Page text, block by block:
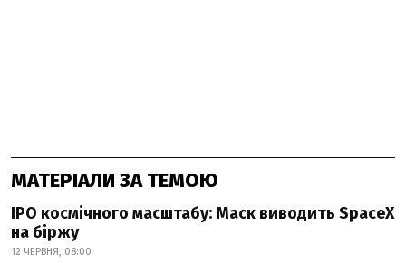
МАТЕРІАЛИ ЗА ТЕМОЮ
IPO космічного масштабу: Маск виводить SpaceX
на біржу
12 ЧЕРВНЯ, 08:00